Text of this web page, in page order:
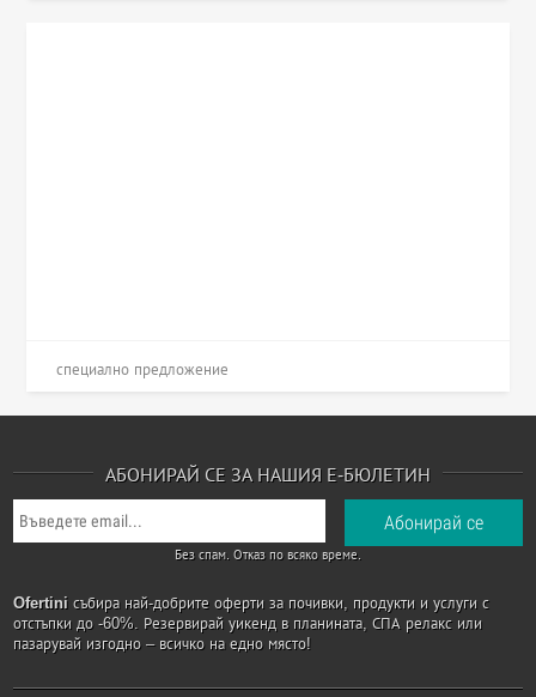
специално предложение
АБОНИРАЙ СЕ ЗА НАШИЯ Е-БЮЛЕТИН
Без спам. Отказ по всяко време.
Ofertini събира най-добрите оферти за почивки, продукти и услуги с
отстъпки до -60%. Резервирай уикенд в планината, СПА релакс или
пазарувай изгодно – всичко на едно място!